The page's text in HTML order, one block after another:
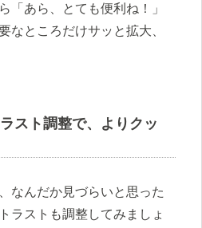
「あら、とても便利ね！」
なところだけサッと拡大、
スト調整で、よりクッ
なんだか見づらいと思った
ラストも調整してみましょ